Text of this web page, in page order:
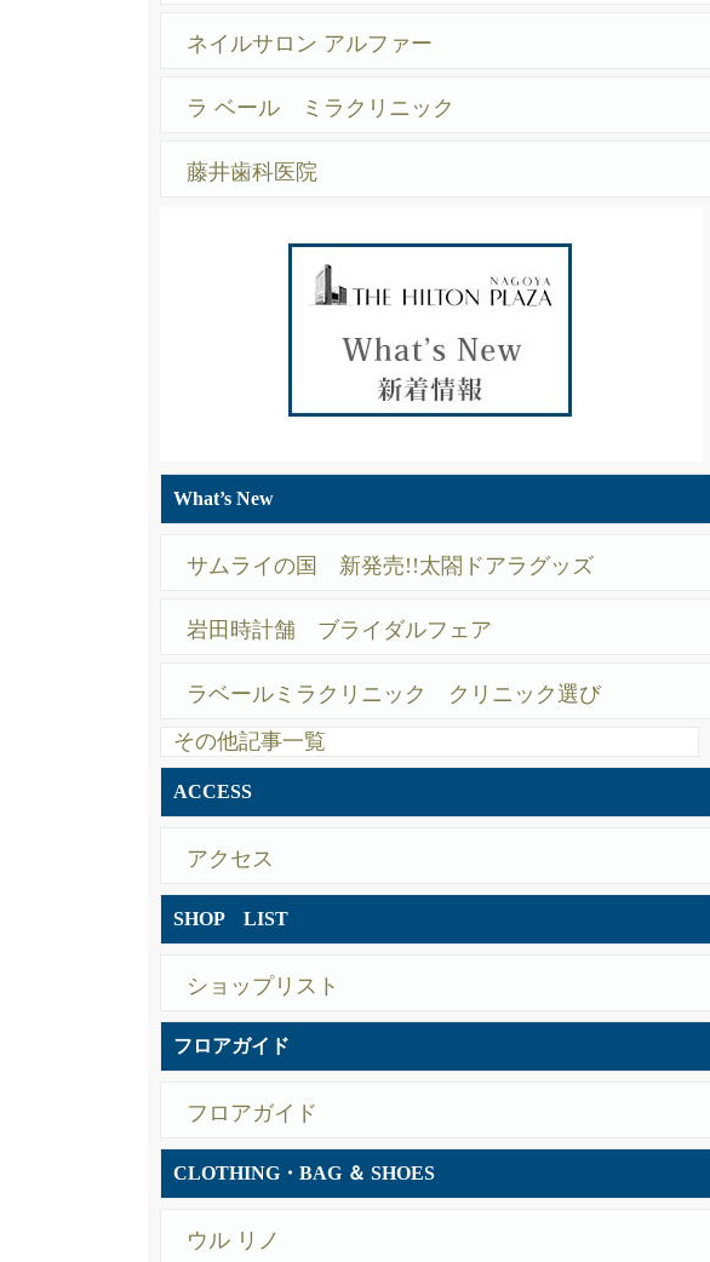
ネイルサロン アルファー
ラ ベール ミラクリニック
藤井歯科医院
What’s New
サムライの国 新発売!!太閤ドアラグッズ
岩田時計舗 ブライダルフェア
ラベールミラクリニック クリニック選び
その他記事一覧
ACCESS
アクセス
SHOP LIST
ショップリスト
フロアガイド
フロアガイド
CLOTHING・BAG ＆ SHOES
ウル リノ